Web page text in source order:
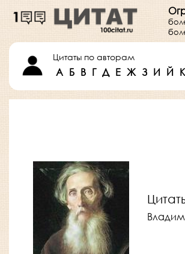
Цитаты по авторам
А Б В Г Д Е Ж З И Й К